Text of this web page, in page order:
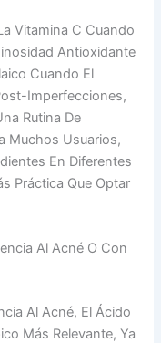
Vitamina C Cuando
Antioxidante
Cuando El
Imperfecciones,
Rutina De
Muchos Usuarios,
En Diferentes
Práctica Que Optar
Al Acné O Con
Al Acné, El Ácido
Más Relevante, Ya